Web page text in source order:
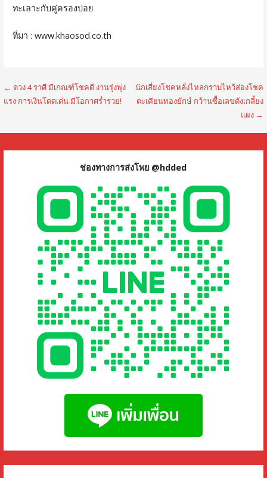
ทะเลาะกับคู่ครองบ่อย
ที่มา : www.khaosod.co.th
แนะแนว
← ดวง 4 ราศี มีเกณฑ์โชคดี งานรุ่งพุ่ง
แรง การเงินโดดเด่น มีโอกาศร่ำรวย!
นักเสี่ยงโชคหลั่งไหลกราบไหว้ส่องโชค
ตะเคียนทองยักษ์ กว้านซื้อเลขดังเกลี้ยง
แผง →
ช่องทางการส่งโพย @hdded